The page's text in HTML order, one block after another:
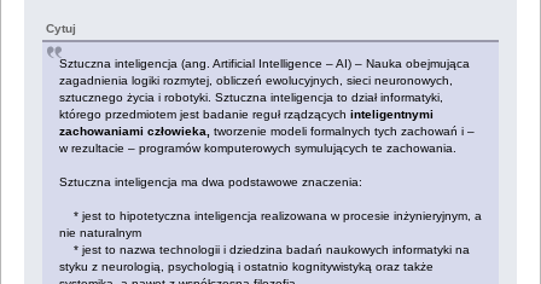
Cytuj
Sztuczna inteligencja (ang. Artificial Intelligence – AI) – Nauka obejmująca
zagadnienia logiki rozmytej, obliczeń ewolucyjnych, sieci neuronowych,
sztucznego życia i robotyki. Sztuczna inteligencja to dział informatyki,
którego przedmiotem jest badanie reguł rządzących inteligentnymi
zachowaniami człowieka,
tworzenie modeli formalnych tych zachowań i –
w rezultacie – programów komputerowych symulujących te zachowania.
Sztuczna inteligencja ma dwa podstawowe znaczenia:
* jest to hipotetyczna inteligencja realizowana w procesie inżynieryjnym, a
nie naturalnym
* jest to nazwa technologii i dziedzina badań naukowych informatyki na
styku z neurologią, psychologią i ostatnio kognitywistyką oraz także